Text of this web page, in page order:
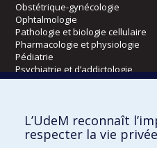
Obstétrique-gynécologie
Ophtalmologie
Pathologie et biologie cellulaire
Pharmacologie et physiologie
Pédiatrie
Psychiatrie et d’addictologie
Radiologie, radio-oncologie et
Écoles
L’UdeM reconnaît
respecter la vie privée